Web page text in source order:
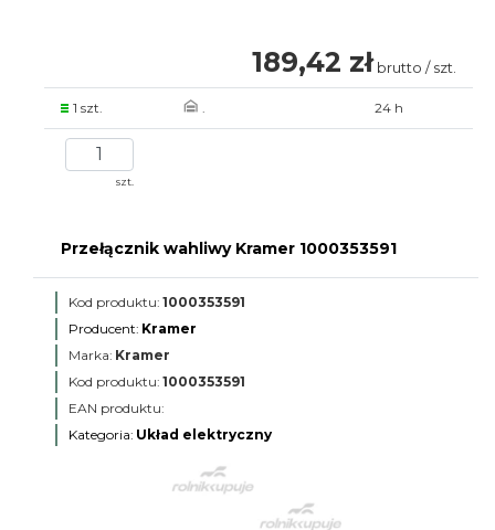
189,42 zł brutto / szt.
1 szt. . 24 h
szt.
Przełącznik wahliwy Kramer 1000353591
Kod produktu: 1000353591
Producent: Kramer
Marka: Kramer
Kod produktu: 1000353591
EAN produktu:
Kategoria: Układ elektryczny